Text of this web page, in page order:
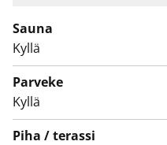
Sauna
Kyllä
Parveke
Kyllä
Piha / terassi